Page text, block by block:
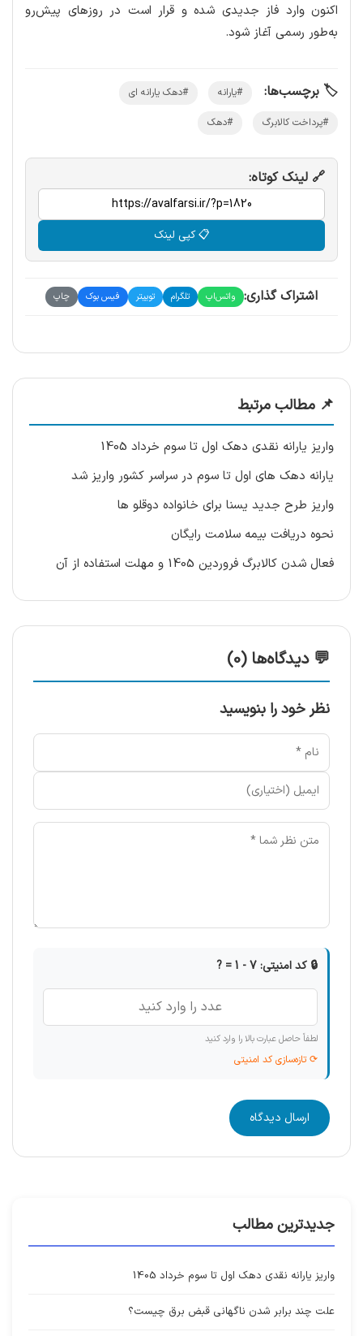
اکنون وارد فاز جدیدی شده و قرار است در روزهای پیش‌رو
به‌طور رسمی آغاز شود.
🏷️ برچسب‌ها: #یارانه #دهک یارانه ای
#پرداخت کالابرگ #دهک
🔗 لینک کوتاه:
📋 کپی لینک
اشتراک گذاری: واتس‌اپ تلگرام توییتر فیس بوک چاپ
📌 مطالب مرتبط
واریز یارانه نقدی دهک اول تا سوم خرداد 1405
یارانه دهک های اول تا سوم در سراسر کشور واریز شد
واریز طرح جدید یسنا برای خانواده دوقلو ها
نحوه دریافت بیمه سلامت رایگان
فعال شدن کالابرگ فروردین 1405 و مهلت استفاده از آن
💬 دیدگاه‌ها (0)
نظر خود را بنویسید
🔒 کد امنیتی: 7 - 1 = ?
لطفاً حاصل عبارت بالا را وارد کنید
⟳ تازه‌سازی کد امنیتی
ارسال دیدگاه
جدیدترین مطالب
واریز یارانه نقدی دهک اول تا سوم خرداد 1405
علت چند برابر شدن ناگهانی قبض برق چیست؟